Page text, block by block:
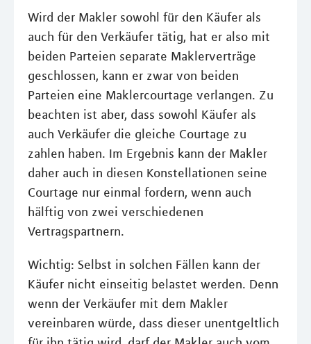
Wird der Makler sowohl für den Käufer als
auch für den Verkäufer tätig, hat er also mit
beiden Parteien separate Maklerverträge
geschlossen, kann er zwar von beiden
Parteien eine Maklercourtage verlangen. Zu
beachten ist aber, dass sowohl Käufer als
auch Verkäufer die gleiche Courtage zu
zahlen haben. Im Ergebnis kann der Makler
daher auch in diesen Konstellationen seine
Courtage nur einmal fordern, wenn auch
hälftig von zwei verschiedenen
Vertragspartnern.
Wichtig: Selbst in solchen Fällen kann der
Käufer nicht einseitig belastet werden. Denn
wenn der Verkäufer mit dem Makler
vereinbaren würde, dass dieser unentgeltlich